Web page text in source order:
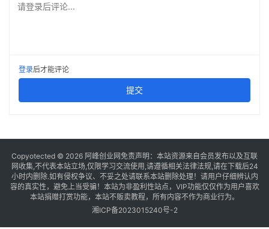
请登录后评论...
登录后才能评论
提交
Copyotected © 2026 阿峰创业网 免责声明：本站资源来自会员发布以及互联
网收集,不代表本站立场,仅限学习交流使用,请遵循相关法律法规,请在下载后24
小时内删除.如有侵权争议、不妥之处请联系本站删除处理！请用户仔细辨认内
容的真实性，避免上当受骗！本站为非盈利性站点，VIP功能仅仅作为用户喜欢
本站捐赠打赏功能，本站不贩卖教程，所有内容不作为商业行为。
湘ICP备2023015240号-2